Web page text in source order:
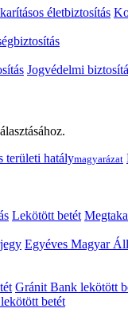
életbiztosítás
Jogvédelmi
területi hatálymagyarázat
Lekötött betét
Egyéves Magyar
Gránit Bank lekötött
betét